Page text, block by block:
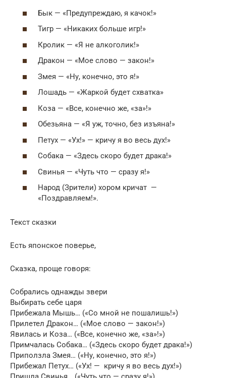
Бык — «Предупреждаю, я качок!»
Тигр — «Никаких больше игр!»
Кролик — «Я не алкоголик!»
Дракон — «Мое слово — закон!»
Змея — «Ну, конечно, это я!»
Лошадь — «Жаркой будет схватка»
Коза — «Все, конечно же, «за»!»
Обезьяна — «Я уж, точно, без изъяна!»
Петух — «Ух!» — кричу я во весь дух!»
Собака — «Здесь скоро будет драка!»
Свинья — «Чуть что — сразу я!»
Народ (Зрители) хором кричат —
«Поздравляем!».
Текст сказки
Есть японское поверье,
Сказка, проще говоря:
Собрались однажды звери
Выбирать себе царя
Прибежала Мышь… («Со мной не пошалишь!»)
Прилетел Дракон… («Мое слово — закон!»)
Явилась и Коза… («Все, конечно же, «за»!»)
Примчалась Собака… («Здесь скоро будет драка!»)
Приползла Змея… («Ну, конечно, это я!»)
Прибежал Петух… («Ух! — кричу я во весь дух!»)